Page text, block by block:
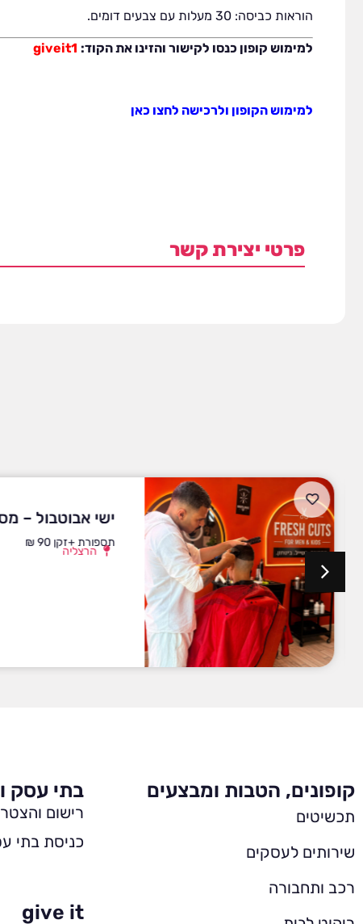
הוראות כביסה: 30 מעלות עם צבעים דומים.
למימוש קופון כנסו לקישור והזינו את הקוד: giveit1
למימוש הקופון ולרכישה לחצו כאן
פרטי יצירת קשר
ישי אבוטבול –
תספורת +זקן 90 ₪
הרצליה
קופונים, הטבות ומבצעים
תכשיטים
שירותים לעסקים
רכב ותחבורה
בתי עסק
רישום
כניסת בתי
give it